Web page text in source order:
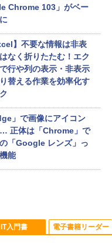
Chrome 103」がベー
】不要な情報は非表
なく折りたたむ！エク
行や列の表示・非表示
替える作業を効率化す
」で画像にアイコン
正体は「Chrome」で
「Google レンズ」っ
能
IT入門書 電子書籍リーダー